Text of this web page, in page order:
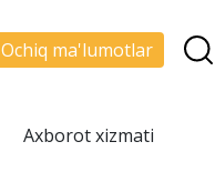
Ochiq ma'lumotlar
Axborot xizmati